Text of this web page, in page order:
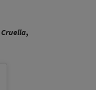
Cruella,